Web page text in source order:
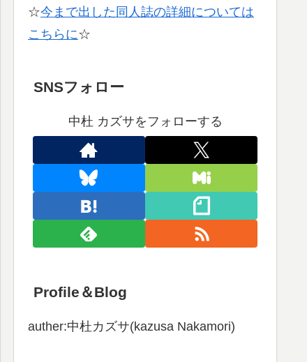
☆今まで出した同人誌の詳細については
こちらに☆
SNSフォロー
中杜 カズサをフォローする
Profile＆Blog
auther:中杜カズサ(kazusa Nakamori)